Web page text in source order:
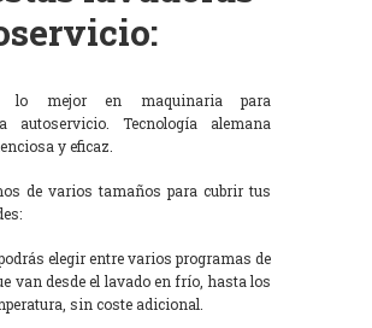
lo mejor en maquinaria para
autoservicio. Tecnología alemana
y eficaz.
de varios tamaños para cubrir tus
elegir entre varios programas de
van desde el lavado en frío, hasta los
sin coste adicional.